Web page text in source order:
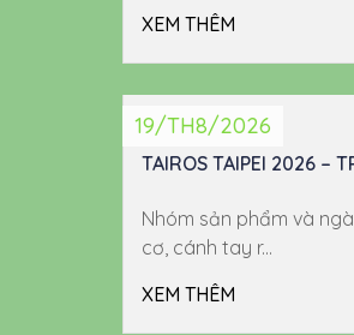
XEM THÊM
19/TH8/2026
TAIROS TAIPEI 2026 –
Nhóm sản phẩm và
cơ, cánh tay r...
XEM THÊM